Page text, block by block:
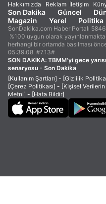
Hakkımızda Reklam İletişim
Son Dakika Güncel
Magazin
Yerel Politika
SonDakika.com Haber Portalı
%100 uygun olarak
herhangi bir ortamda basılması
05:39:08. #7.13#
SON DAKİKA: TBMM'yi gece
senaryosu - Son Dakika
[Kullanım Şartları] - [Gizlilik
[Çerez Politikası] - [Kişisel Verilerin
Metni] - [Hata Bildir]